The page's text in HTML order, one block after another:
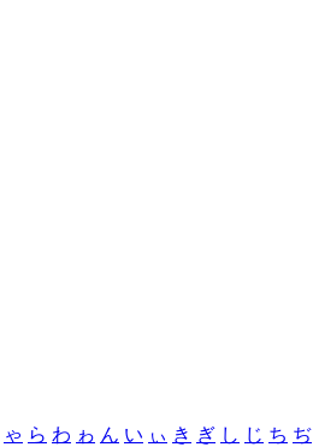
ゃ ら わ ゎ ん い ぃ き ぎ し じ ち ぢ